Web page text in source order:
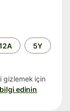
5Y
gizlemek için
edinin